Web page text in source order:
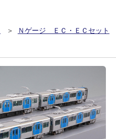
＞ Ｎゲージ ＥＣ・ＥＣセット